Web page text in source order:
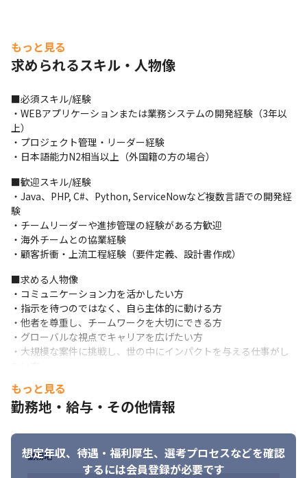
もっと見る
求められるスキル・人物像
■必須スキル/経験
・WEBアプリケーションまたは業務システムの開発経験（3年以
上）
・プロジェクト管理・リーダー経験
・日本語能力N2相当以上（外国籍の方の場合）
■歓迎スキル/経験
・Java、PHP, C#、Python, ServiceNowなど複数言語での開発経
験
・チームリーダーや進捗管理の経験がある方歓迎
・海外チームとの協業経験
・顧客折衝・上流工程経験（要件定義、設計書作成）
■求める人物像
・コミュニケーション力を活かしたい方
・指示を待つのではなく、自ら主体的に動ける方
・他者を尊重し、チームワークを大切にできる方
・グローバルな視点でキャリアを広げたい方
・大規模な案件に挑戦し、世の中にインパクトを与える仕事がし
もっと見る
勤務地・給与・その他情報
想定年収、待遇・福利厚生、 選考プロセスなどを確認
するには会員登録が必要です
勤務地